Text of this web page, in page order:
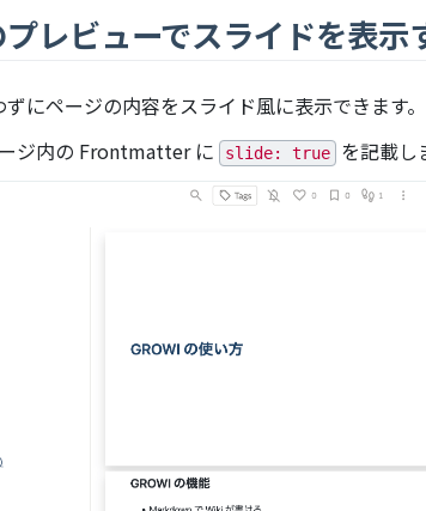
レビューでスライドを表示
にページの内容をスライド風に表示できます
ジ内の Frontmatter に
slide: true を記載し